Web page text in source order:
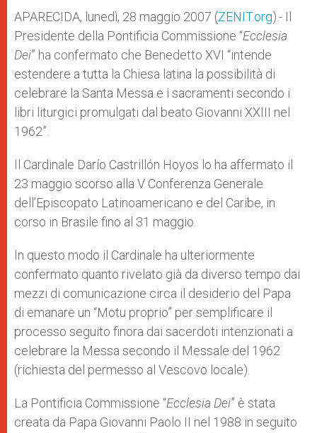
p
p
g
e
r
o
k
r
APARECIDA, lunedì, 28 maggio 2007 (ZENIT.org).- Il
Presidente della Pontificia Commissione “Ecclesia
Dei” ha confermato che Benedetto XVI “intende
estendere a tutta la Chiesa latina la possibilità di
celebrare la Santa Messa e i sacramenti secondo i
libri liturgici promulgati dal beato Giovanni XXIII nel
1962”.
Il Cardinale Darío Castrillón Hoyos lo ha affermato il
23 maggio scorso alla V Conferenza Generale
dell’Episcopato Latinoamericano e del Caribe, in
corso in Brasile fino al 31 maggio.
In questo modo il Cardinale ha ulteriormente
confermato quanto rivelato già da diverso tempo dai
mezzi di comunicazione circa il desiderio del Papa
di emanare un “Motu proprio” per semplificare il
processo seguito finora dai sacerdoti intenzionati a
celebrare la Messa secondo il Messale del 1962
(richiesta del permesso al Vescovo locale).
La Pontificia Commissione “Ecclesia Dei” è stata
creata da Papa Giovanni Paolo II nel 1988 in seguito